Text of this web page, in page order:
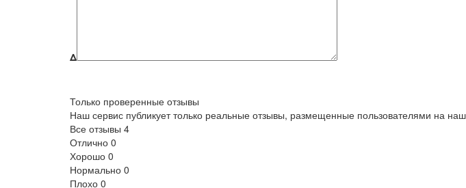
Δ
Только проверенные отзывы
Наш сервис публикует только реальные отзывы, размещенные пользователями на
Все отзывы 4
Отлично 0
Хорошо 0
Нормально 0
Плохо 0